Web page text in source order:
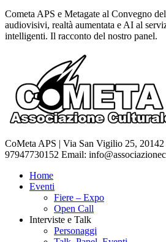
Cometa APS e Metagate al Convegno
audiovisivi, realtà aumentata e AI al
intelligenti. Il racconto del nostro panel.
CoMeta APS | Via San Vigilio 25,
97947730152 Email:
Home
Eventi
Fiere – Expo
Open Call
Interviste e Talk
Personaggi